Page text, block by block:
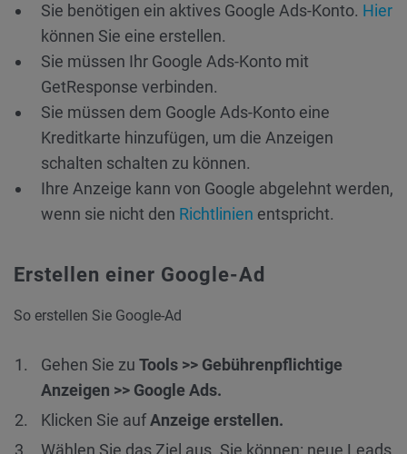
Sie benötigen ein aktives Google Ads-Konto. Hier
können Sie eine erstellen.
Sie müssen Ihr Google Ads-Konto mit
GetResponse verbinden.
Sie müssen dem Google Ads-Konto eine
Kreditkarte hinzufügen, um die Anzeigen
schalten schalten zu können.
Ihre Anzeige kann von Google abgelehnt werden,
wenn sie nicht den Richtlinien entspricht.
Erstellen einer Google-Ad
So erstellen Sie Google-Ad
Gehen Sie zu Tools >> Gebührenpflichtige
Anzeigen >> Google Ads.
Klicken Sie aufAnzeige erstellen.
Wählen Sie das Ziel aus. Sie können: neue Leads